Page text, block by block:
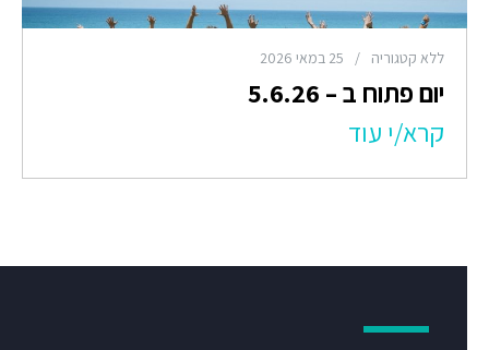
ללא קטגוריה / 25 במאי 2026
יום פתוח ב – 5.6.26
קרא/י עוד